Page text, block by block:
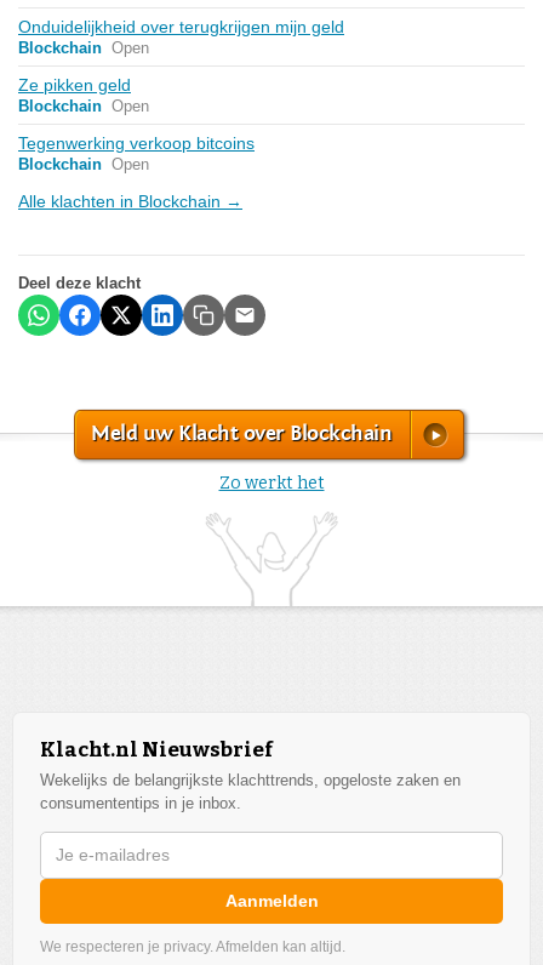
Onduidelijkheid over terugkrijgen mijn geld
Blockchain Open
Ze pikken geld
Blockchain Open
Tegenwerking verkoop bitcoins
Blockchain Open
Alle klachten in Blockchain →
Deel deze klacht
Meld uw Klacht over Blockchain
Zo werkt het
Klacht.nl Nieuwsbrief
Wekelijks de belangrijkste klachttrends, opgeloste zaken en
consumententips in je inbox.
Aanmelden
We respecteren je privacy. Afmelden kan altijd.